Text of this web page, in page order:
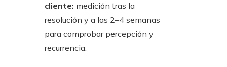
cliente: medición tras la
resolución y a las 2–4 semanas
para comprobar percepción y
recurrencia.